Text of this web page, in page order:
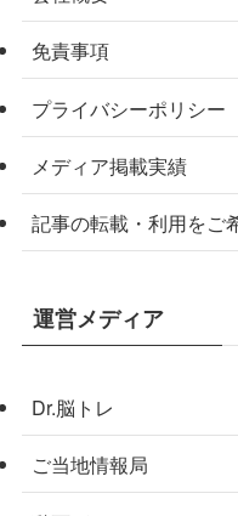
免責事項
プライバシーポリシー
メディア掲載実績
記事の転載・利用をご
運営メディア
Dr.脳トレ
ご当地情報局